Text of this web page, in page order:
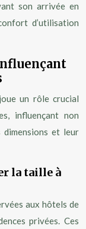
son arrivée en
d’utilisation
un rôle crucial
influençant non
dimensions et leur
la taille à
aux hôtels de
privées. Ces